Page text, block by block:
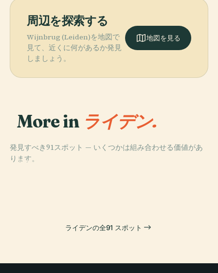
周辺を探索する
Wijnbrug (Leiden)を地図で
見て、近くに何があるか発見
しましょう。
地図を見る
More in ライデン.
発見すべき91スポット — いくつかは組み合わせる価値があ
ります。
PLACE
PLACE
PLACE
ライデンの全91 スポット